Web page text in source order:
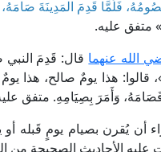
فَلَمَّا قَدِمَ المَدِينَةَ
» متفق عليه.
الله عنهما قال: قَدِمَ النبي
قالوا: هذا يومٌ صالح، هذا
وَأَمَرَ بِصِيَامِهِ. متفق
يُقرن بصيام يومٍ قَبله أو
عليه الأحاديث الصحيحة